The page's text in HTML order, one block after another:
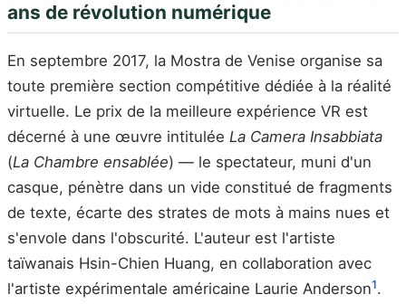
ans de révolution numérique
En septembre 2017, la Mostra de Venise organise sa
toute première section compétitive dédiée à la réalité
virtuelle. Le prix de la meilleure expérience VR est
décerné à une œuvre intitulée La Camera Insabbiata
(La Chambre ensablée) — le spectateur, muni d'un
casque, pénètre dans un vide constitué de fragments
de texte, écarte des strates de mots à mains nues et
s'envole dans l'obscurité. L'auteur est l'artiste
taïwanais Hsin-Chien Huang, en collaboration avec
l'artiste expérimentale américaine Laurie Anderson1.